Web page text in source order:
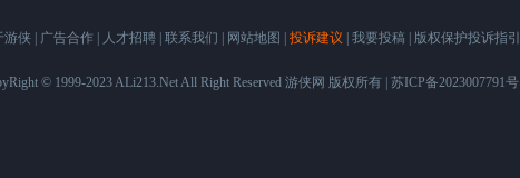
游侠 广告合作 人才招聘 联系我们 网站地图 投诉建议 我要投稿 版权保护投诉指引
© 1999-2023 ALi213.Net All Right Reserved 游侠网 版权所有 | 苏ICP备2023007791号